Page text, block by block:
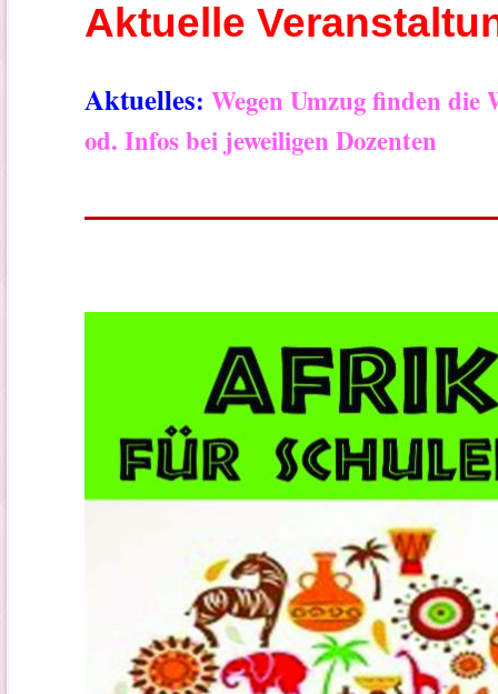
Aktuelle
Aktuelles: Wegen Umzug finden
od. Infos bei jeweiligen Dozenten